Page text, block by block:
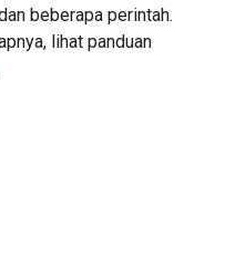
beberapa perintah.
lihat panduan